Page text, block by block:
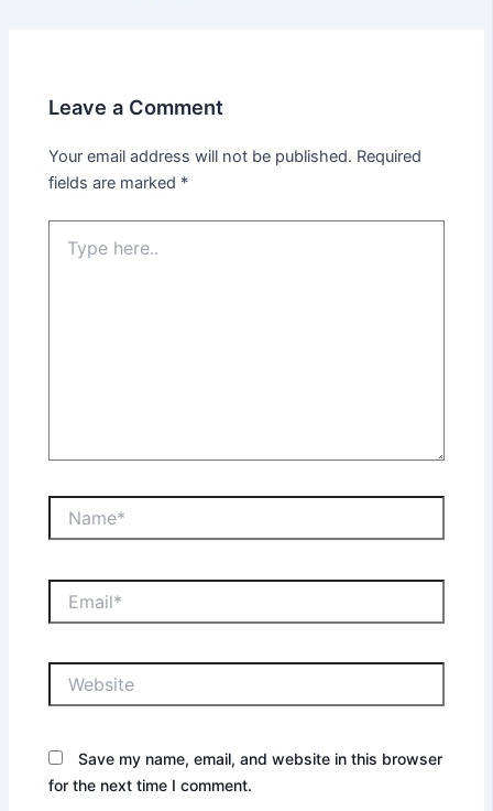
Leave a Comment
Your email address will not be published. Required
fields are marked *
here..
Save my name, email, and website in this browser
for the next time I comment.